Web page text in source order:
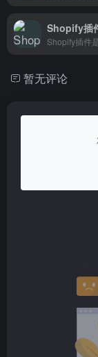
Shopify插
暂无评论